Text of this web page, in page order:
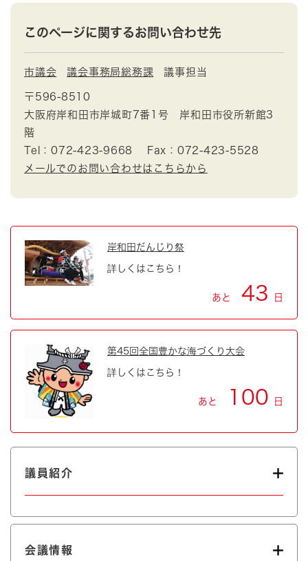
このページに関するお問い合わせ先
市議会 議会事務局総務課 議事担当
〒596-8510
大阪府岸和田市岸城町7番1号 岸和田市役所新館3
階
Tel：072-423-9668
Fax：072-423-5528
メールでのお問い合わせはこちらから
岸和田だんじり祭
詳しくはこちら！
あと 43 日
第45回全国豊かな海づくり大会
詳しくはこちら！
あと 100 日
議員紹介
会議情報